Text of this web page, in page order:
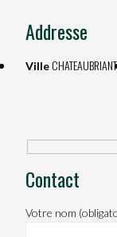
Addresse
VilleCHATEAUBRIANT
Contact
Votre nom